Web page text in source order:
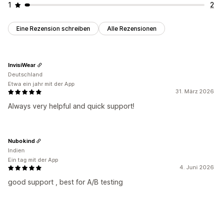
1
2
Eine Rezension schreiben Alle Rezensionen
31. März 2026
Always very helpful and quick support!
InvisiWear
Deutschland
Etwa ein jahr mit der App
4. Juni 2026
good support , best for A/B testing
Nubokind
Indien
Ein tag mit der App